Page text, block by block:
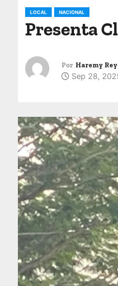
LOCAL NACIONAL
Presenta
Por Haremy
Sep 28,